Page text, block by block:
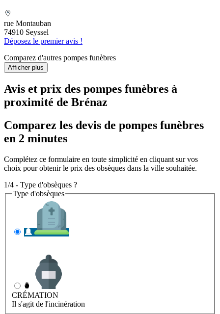
rue Montauban
74910 Seyssel
Déposez le premier avis !
Comparez d'autres pompes funèbres
Afficher plus
Avis et prix des pompes funèbres à
proximité de Brénaz
Comparez les devis de pompes funèbres
en 2 minutes
Complétez ce formulaire en toute simplicité en cliquant sur vos
choix pour obtenir le prix des obsèques dans la ville souhaitée.
1/4 - Type d'obsèques ?
Type d'obsèques
CRÉMATION
Il s'agit de l'incinération